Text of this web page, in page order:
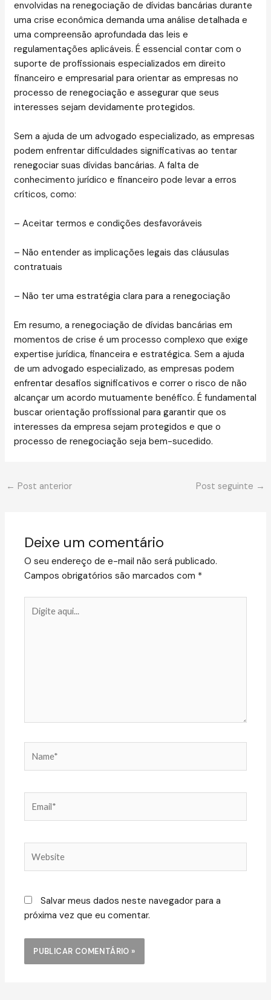
envolvidas na renegociação de dívidas bancárias durante
uma crise econômica demanda uma análise detalhada e
uma compreensão aprofundada das leis e
regulamentações aplicáveis. É essencial contar com o
suporte de profissionais especializados em direito
financeiro e empresarial para orientar as empresas no
processo de renegociação e assegurar que seus
interesses sejam devidamente protegidos.
Sem a ajuda de um advogado especializado, as empresas
podem enfrentar dificuldades significativas ao tentar
renegociar suas dívidas bancárias. A falta de
conhecimento jurídico e financeiro pode levar a erros
críticos, como:
– Aceitar termos e condições desfavoráveis
– Não entender as implicações legais das cláusulas
contratuais
– Não ter uma estratégia clara para a renegociação
Em resumo, a renegociação de dívidas bancárias em
momentos de crise é um processo complexo que exige
expertise jurídica, financeira e estratégica. Sem a ajuda
de um advogado especializado, as empresas podem
enfrentar desafios significativos e correr o risco de não
alcançar um acordo mutuamente benéfico. É fundamental
buscar orientação profissional para garantir que os
interesses da empresa sejam protegidos e que o
processo de renegociação seja bem-sucedido.
← Post anterior Post seguinte →
Deixe um comentário
O seu endereço de e-mail não será publicado.
Campos obrigatórios são marcados com *
aqui...
Salvar meus dados neste navegador para a
próxima vez que eu comentar.